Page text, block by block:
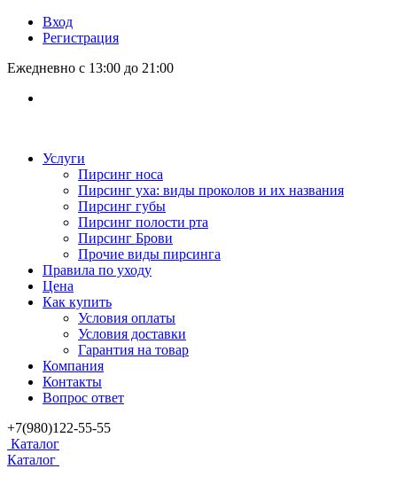
Вход
Регистрация
Ежедневно с 13:00 до 21:00
Услуги
Пирсинг носа
Пирсинг уха: виды проколов и их названия
Пирсинг губы
Пирсинг полости рта
Пирсинг Брови
Прочие виды пирсинга
Правила по уходу
Цена
Как купить
Условия оплаты
Условия доставки
Гарантия на товар
Компания
Контакты
Вопрос ответ
+7(980)122-55-55
Каталог
Каталог